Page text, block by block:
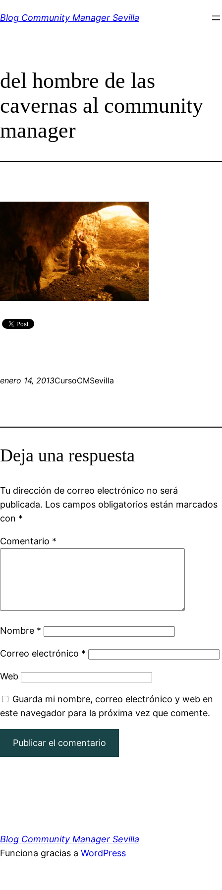
al
Blog Community Manager Sevilla
del hombre de las
cavernas al community
manager
enero 14, 2013CursoCMSevilla
Deja una respuesta
Tu dirección de correo electrónico no será
publicada. Los campos obligatorios están marcados
con *
Comentario *
Nombre *
Correo electrónico *
Web
Guarda mi nombre, correo electrónico y web en
este navegador para la próxima vez que comente.
Blog Community Manager Sevilla
Funciona gracias a WordPress